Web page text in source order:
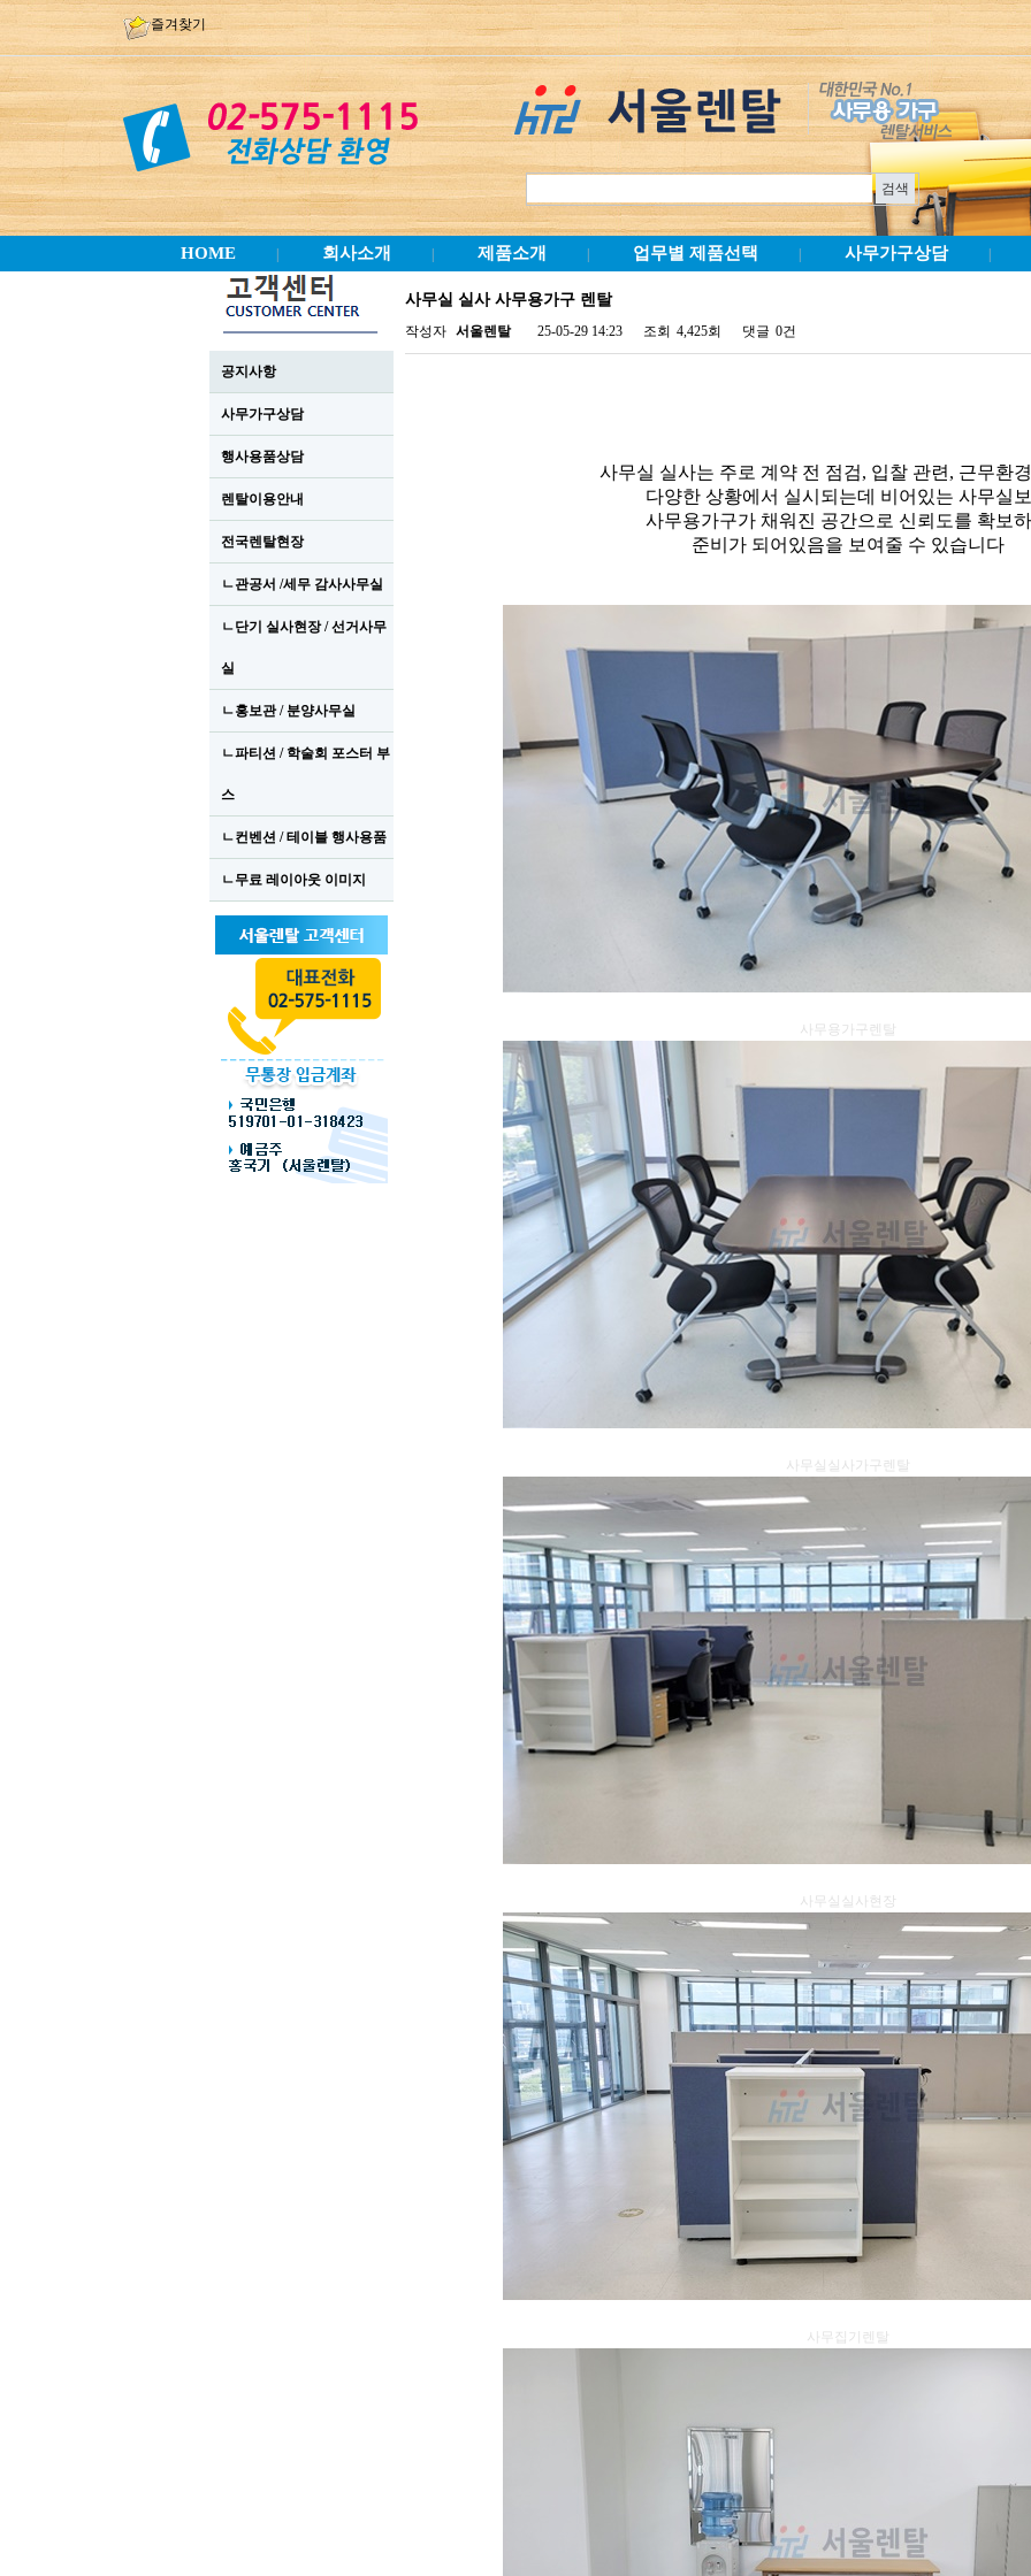
즐겨찾기
HOME 회사소개 제품소개 업무별 제품선택 사무가구상담
공지사항
사무가구상담
행사용품상담
렌탈이용안내
전국렌탈현장
ㄴ관공서 /세무 감사사무실
ㄴ단기 실사현장 / 선거사무
실
ㄴ홍보관 / 분양사무실
ㄴ파티션 / 학술회 포스터 부
스
ㄴ컨벤션 / 테이블 행사용품
ㄴ무료 레이아웃 이미지
사무실 실사 사무용가구 렌탈
작성자 서울렌탈 25-05-29 14:23 조회 4,425회 댓글 0건
사무실 실사는 주로 계약 전 점검, 입찰 관련, 근무환
다양한 상황에서 실시되는데 비어있는 사무실
사무용가구가 채워진 공간으로 신뢰도를 확보
준비가 되어있음을 보여줄 수 있습니다
사무용가구렌탈
사무실실사가구렌탈
사무실실사현장
사무집기렌탈